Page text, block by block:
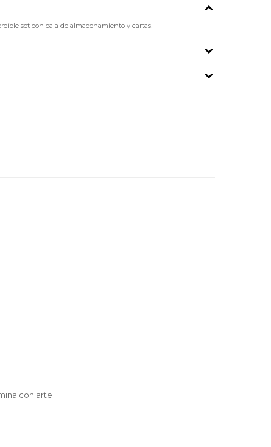
set con caja de almacenamiento y cartas!
con arte